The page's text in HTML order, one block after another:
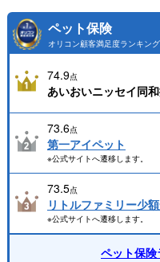
ペット保険
オリコン顧客満足度ランキング
74.9点
あいおいニッセイ同
73.6点
第一アイペット
※公式サイトへ遷移します。
73.5点
リトルファミリー少
※公式サイトへ遷移します。
ペット保